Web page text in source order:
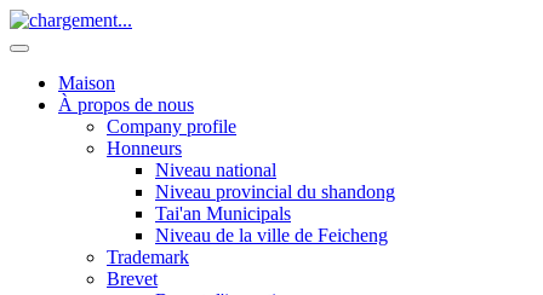
Maison
À propos de nous
Company profile
Honneurs
Niveau national
Niveau provincial du shandong
Tai'an Municipals
Niveau de la ville de Feicheng
Trademark
Brevet